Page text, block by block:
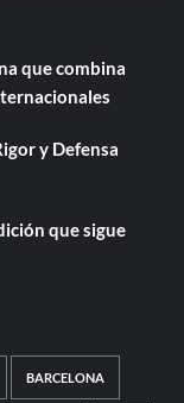
que combina
y Defensa
que sigue
BARCELONA